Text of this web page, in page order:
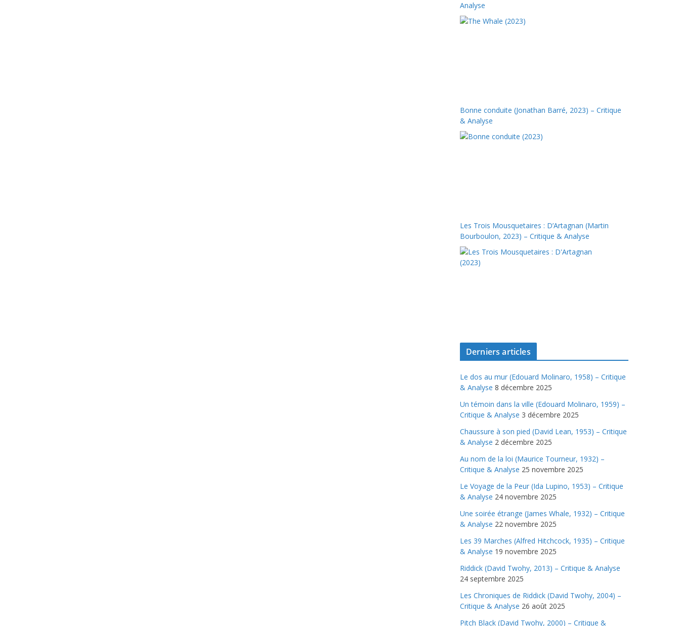
Analyse
Bonne conduite (Jonathan Barré, 2023) – Critique
& Analyse
Les Trois Mousquetaires : D’Artagnan (Martin
Bourboulon, 2023) – Critique & Analyse
Derniers articles
Le dos au mur (Edouard Molinaro, 1958) – Critique
& Analyse 8 décembre 2025
Un témoin dans la ville (Edouard Molinaro, 1959) –
Critique & Analyse 3 décembre 2025
Chaussure à son pied (David Lean, 1953) – Critique
& Analyse 2 décembre 2025
Au nom de la loi (Maurice Tourneur, 1932) –
Critique & Analyse 25 novembre 2025
Le Voyage de la Peur (Ida Lupino, 1953) – Critique
& Analyse 24 novembre 2025
Une soirée étrange (James Whale, 1932) – Critique
& Analyse 22 novembre 2025
Les 39 Marches (Alfred Hitchcock, 1935) – Critique
& Analyse 19 novembre 2025
Riddick (David Twohy, 2013) – Critique & Analyse
24 septembre 2025
Les Chroniques de Riddick (David Twohy, 2004) –
Critique & Analyse 26 août 2025
Pitch Black (David Twohy, 2000) – Critique &